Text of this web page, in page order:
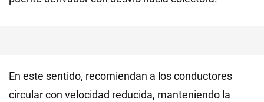
En este sentido, recomiendan a los conductores
circular con velocidad reducida, manteniendo la